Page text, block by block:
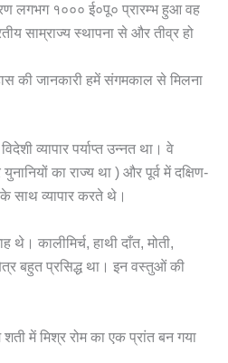
लगभग १००० ई०पू० प्रारम्भ हुआ वह
साम्राज्य स्थापना से और तीव्र हो
की जानकारी हमें संगमकाल से मिलना
व्यापार पर्याप्त उन्नत था। वे
का राज्य था ) और पूर्व में दक्षिण-
के साथ व्यापार करते थे।
थे। कालीमिर्च, हाथी दाँत, मोती,
बहुत प्रसिद्ध था। इन वस्तुओं की
में मिश्र रोम का एक प्रांत बन गया